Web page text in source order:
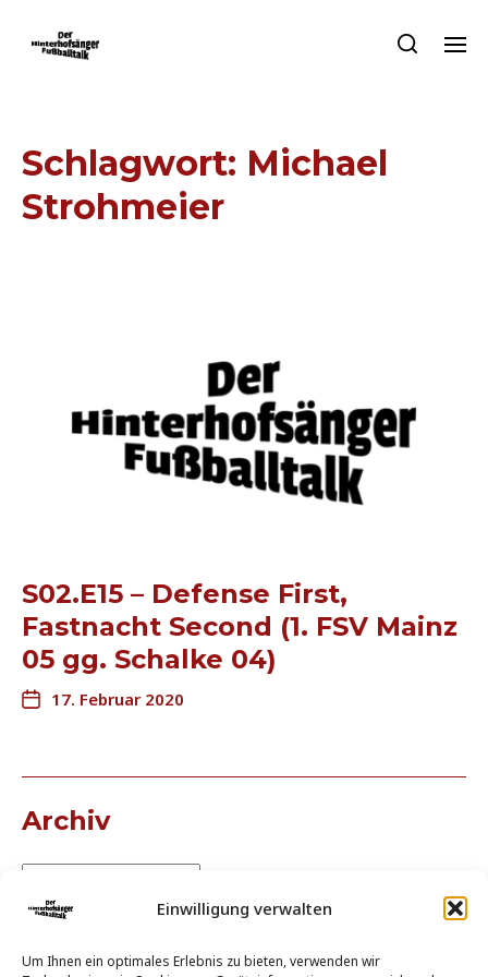
Einwilligung verwalten
Um Ihnen ein optimales Erlebnis zu bieten, verwenden wir
Schlagwort: Michael
Strohmeier
S02.E15 – Defense First,
Fastnacht Second (1. FSV Mainz
05 gg. Schalke 04)
17. Februar 2020
Archiv